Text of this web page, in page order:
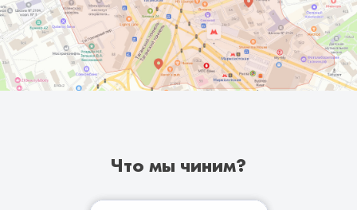
Что мы чиним?